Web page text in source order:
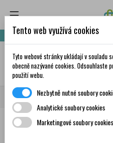
Nakupte za 999,- Kč a
Domů Značky Reparil
Seznam
Tento web využívá cookies
Tyto webové stránky ukládají v souladu
obecně nazývané cookies.
použití webu.
Nezbytně nutné soubory
Analytické soubory cookies
Marketingové soubory cookies